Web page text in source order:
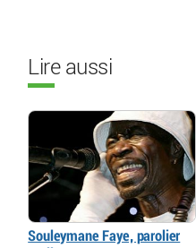
Lire aussi
Souleymane Faye, parolier